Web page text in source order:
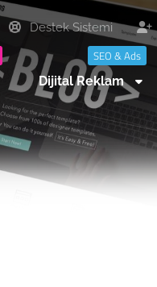
Destek Sistemi
SEO & Ads
Dijital Reklam